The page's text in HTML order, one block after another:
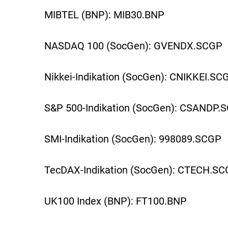
MIBTEL (BNP): MIB30.BNP
NASDAQ 100 (SocGen): GVENDX.SCGP
Nikkei-Indikation (SocGen):
S&P 500-Indikation (SocGen):
SMI-Indikation (SocGen): 998089.SCGP
TecDAX-Indikation (SocGen):
UK100 Index (BNP): FT100.BNP